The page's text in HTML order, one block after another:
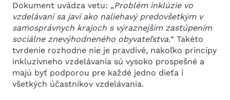
Dokument uvádza vetu: „Problém inklúzie vo
vzdelávaní sa javí ako naliehavý predovšetkým v
samosprávnych krajoch s výraznejším zastúpením
sociálne znevýhodneného obyvateľstva.“ Takéto
tvrdenie rozhodne nie je pravdivé, nakoľko princípy
inkluzívneho vzdelávania sú vysoko prospešné a
majú byť podporou pre každé jedno dieťa i
všetkých účastníkov vzdelávania.